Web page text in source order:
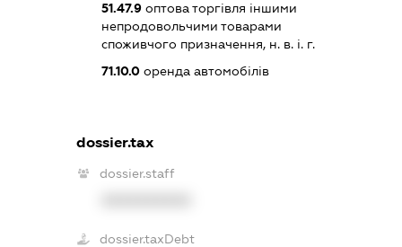
51.47.9 оптова торгівля іншими
непродовольчими товарами
споживчого призначення, н. в. і. г.
71.10.0 оренда автомобілів
dossier.tax
dossier.staff
dossier.taxDebt